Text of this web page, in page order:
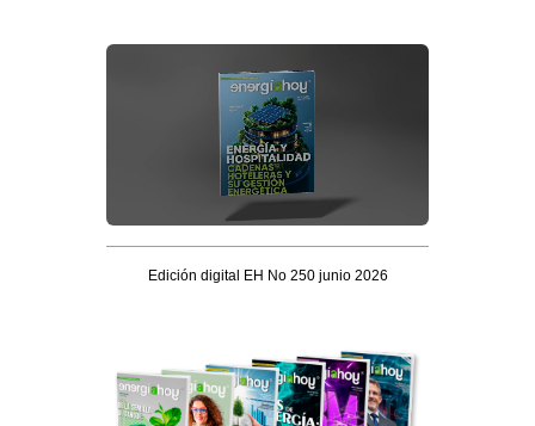
Edición digital EH No 250 junio 2026